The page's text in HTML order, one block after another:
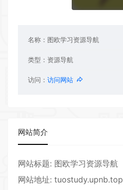
名称： 图欧学习资源导航
类型： 资源导航
访问： 访问网站
网站简介
网站标题: 图欧学习资源导航
网站地址: tuostudy.upnb.top